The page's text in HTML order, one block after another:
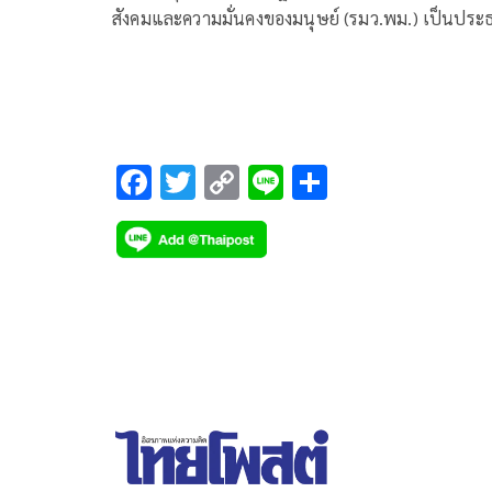
สังคมและความมั่นคงของมนุษย์ (รมว.พม.) เป็นประ
F
ac
e
T
wi
tt
C
o
p
Li